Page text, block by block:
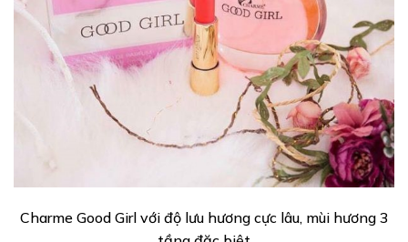
Charme Good Girl với độ lưu hương cực lâu, mùi hương 3